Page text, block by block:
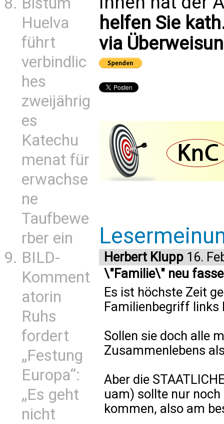
Huelva
führt
verbindlic
hes
zweijährig
es
Katechu
menat für
erwachse
ne
Taufbewe
rber ein
BILD-
Komment
atorin
Ruhs
fordert
„Festung
Europa“:
„Es geht
nicht
helfen Sie
via
Herbert Klupp 16.
\"Familie\" neu
Es ist höchste Zeit
Familienbegriff links
Sollen sie doch alle
Zusammenlebens
Aber die
uam) sollte nur
kommen, also am